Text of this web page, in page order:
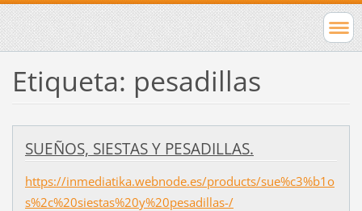
Etiqueta: pesadillas
SUEÑOS, SIESTAS Y PESADILLAS.
https://inmediatika.webnode.es/products/sue%c3%b1o
s%2c%20siestas%20y%20pesadillas-/